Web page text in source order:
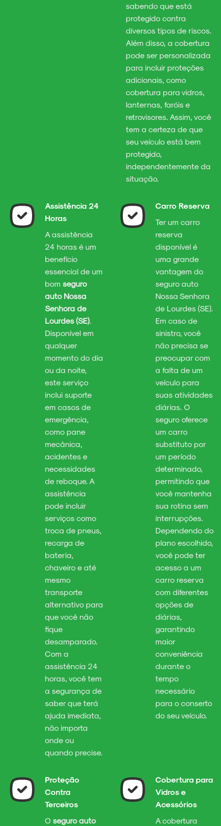
sabendo que está
protegido contra
diversos tipos de riscos.
Além disso, a cobertura
pode ser personalizada
para incluir proteções
adicionais, como
cobertura para vidros,
lanternas, faróis e
retrovisores. Assim, você
tem a certeza de que
seu veículo está bem
protegido,
independentemente da
situação.
Assistência 24
Horas
A assistência
24 horas é um
benefício
essencial de um
bom seguro
auto Nossa
Senhora de
Lourdes (SE).
Disponível em
qualquer
momento do dia
ou da noite,
este serviço
inclui suporte
em casos de
emergência,
como pane
mecânica,
acidentes e
necessidades
de reboque. A
assistência
pode incluir
serviços como
troca de pneus,
recarga de
bateria,
chaveiro e até
mesmo
transporte
alternativo para
que você não
fique
desamparado.
Com a
assistência 24
horas, você tem
a segurança de
saber que terá
ajuda imediata,
não importa
onde ou
quando precise.
Carro Reserva
Ter um carro
reserva
disponível é
uma grande
vantagem do
seguro auto
Nossa Senhora
de Lourdes (SE).
Em caso de
sinistro, você
não precisa se
preocupar com
a falta de um
veículo para
suas atividades
diárias. O
seguro oferece
um carro
substituto por
um período
determinado,
permitindo que
você mantenha
sua rotina sem
interrupções.
Dependendo do
plano escolhido,
você pode ter
acesso a um
carro reserva
com diferentes
opções de
diárias,
garantindo
maior
conveniência
durante o
tempo
necessário
para o conserto
do seu veículo.
Proteção
Contra
Terceiros
O seguro auto
Cobertura para
Vidros e
Acessórios
A cobertura